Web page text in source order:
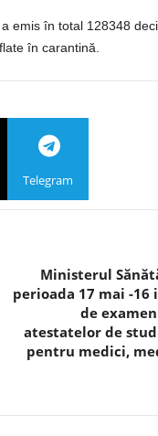
a emis în total 128348
în carantină.
Telegram
Ministerul
perioada 17 mai -16
de
atestatelor de
pentru medici,